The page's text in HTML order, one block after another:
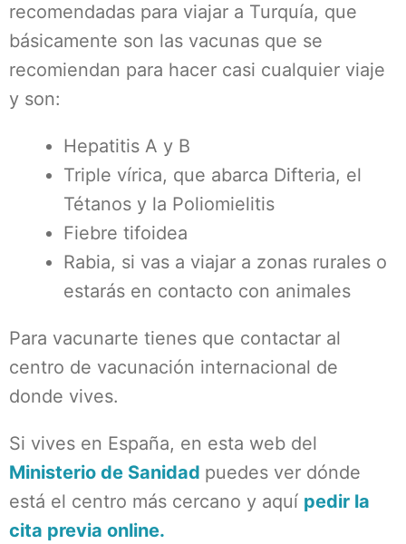
recomendadas para viajar a Turquía, que
básicamente son las vacunas que se
recomiendan para hacer casi cualquier viaje
y son:
Hepatitis A y B
Triple vírica, que abarca Difteria, el
Tétanos y la Poliomielitis
Fiebre tifoidea
Rabia, si vas a viajar a zonas rurales o
estarás en contacto con animales
Para vacunarte tienes que contactar al
centro de vacunación internacional de
donde vives.
Si vives en España, en esta web del
Ministerio de Sanidad puedes ver dónde
está el centro más cercano y aquí pedir la
cita previa online.